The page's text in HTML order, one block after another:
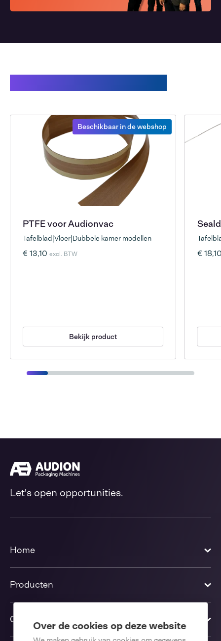
Over de cookies op deze website
Beschikbaar in de webshop
PTFE voor Audionvac
Tafelblad|Vloer|Dubbele kamer modellen
€ 13,10excl. BTW
Bekijk product
€
Let's open opportunities.
Home
Producten
Oplossingen